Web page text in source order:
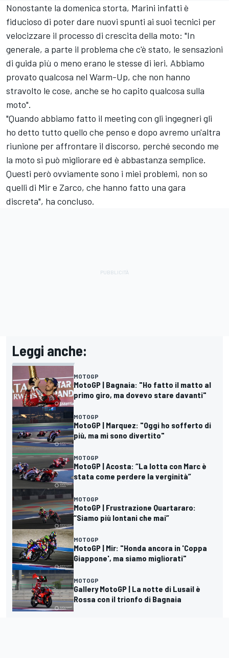
Nonostante la domenica storta, Marini infatti è
fiducioso di poter dare nuovi spunti ai suoi tecnici per
velocizzare il processo di crescita della moto: "In
generale, a parte il problema che c'è stato, le sensazioni
di guida più o meno erano le stesse di ieri. Abbiamo
provato qualcosa nel Warm-Up, che non hanno
stravolto le cose, anche se ho capito qualcosa sulla
moto".
"Quando abbiamo fatto il meeting con gli ingegneri gli
ho detto tutto quello che penso e dopo avremo un'altra
riunione per affrontare il discorso, perché secondo me
la moto si può migliorare ed è abbastanza semplice.
Questi però ovviamente sono i miei problemi, non so
quelli di Mir e Zarco, che hanno fatto una gara
discreta", ha concluso.
Leggi anche:
MOTOGP
MotoGP | Bagnaia: "Ho fatto il matto al
primo giro, ma dovevo stare davanti"
MOTOGP
MotoGP | Marquez: "Oggi ho sofferto di
più, ma mi sono divertito"
MOTOGP
MotoGP | Acosta: “La lotta con Marc è
stata come perdere la verginità”
MOTOGP
MotoGP | Frustrazione Quartararo:
“Siamo più lontani che mai”
MOTOGP
MotoGP | Mir: "Honda ancora in 'Coppa
Giappone', ma siamo migliorati"
MOTOGP
Gallery MotoGP | La notte di Lusail è
Rossa con il trionfo di Bagnaia